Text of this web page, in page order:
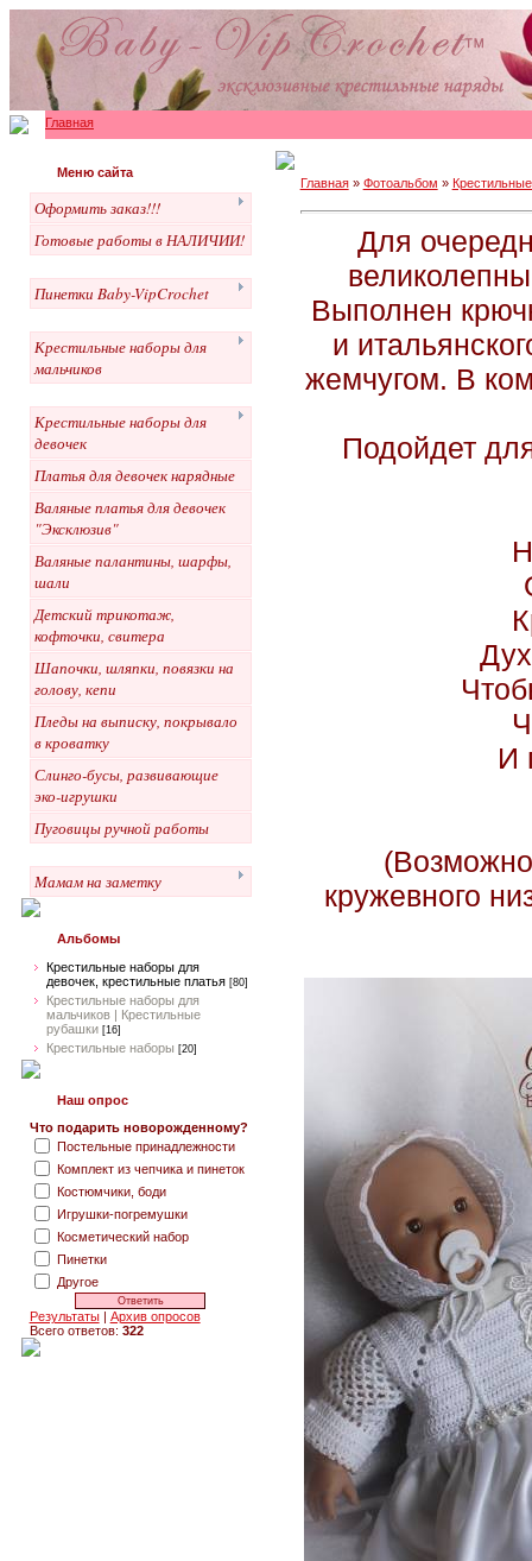
Главная
Меню сайта
Оформить заказ!!!
Готовые работы в НАЛИЧИИ!
Пинетки Baby-VipCrochet
Крестильные наборы для
мальчиков
Крестильные наборы для
девочек
Платья для девочек нарядные
Валяные платья для девочек
"Эксклюзив"
Валяные палантины, шарфы,
шали
Детский трикотаж,
кофточки, свитера
Шапочки, шляпки, повязки на
голову, кепи
Пледы на выписку, покрывало
в кроватку
Слинго-бусы, развивающие
эко-игрушки
Пуговицы ручной работы
Мамам на заметку
Альбомы
Крестильные наборы для
девочек, крестильные платья [80]
Крестильные наборы для
мальчиков | Крестильные
рубашки [16]
Крестильные наборы [20]
Наш опрос
Что подарить новорожденному?
Постельные принадлежности
Комплект из чепчика и пинеток
Костюмчики, боди
Игрушки-погремушки
Косметический набор
Пинетки
Другое
Результаты| Архив опросов
Всего ответов: 322
Главная» Фотоальбом »
Для
Выполнен
и
жемчугом. В
Подойдет
И
кружевного